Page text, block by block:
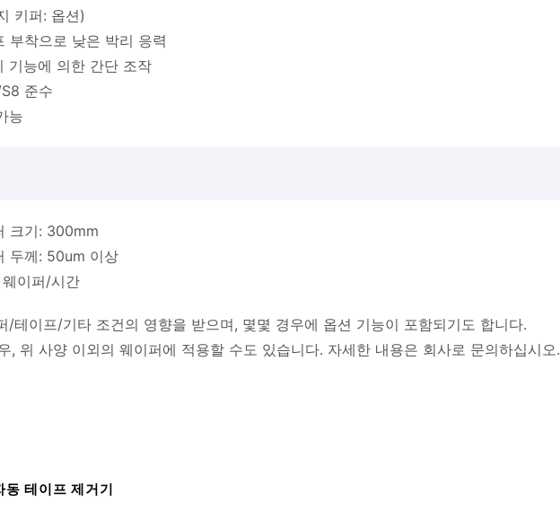
키퍼: 옵션)
부착으로 낮은 박리 응력
기능에 의한 간단 조작
준수
능
크기: 300mm
두께: 50um 이상
이퍼/시간
/테이프/기타 조건의 영향을 받으며, 몇몇 경우에 옵션 기능이 포함되기도 합니다.
, 위 사양 이외의 웨이퍼에 적용할 수도 있습니다. 자세한 내용은 회사로 문의하십시오.
테이프 제거기